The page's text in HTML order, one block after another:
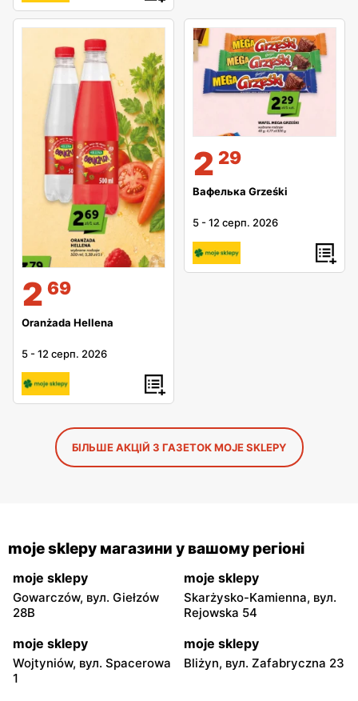
2 69
Oranżada Hellena
5 -12 серп. 2026
2 29
Вафелька Grześki
5 -12 серп. 2026
БІЛЬШЕ АКЦІЙ З ГАЗЕТОК MOJE SKLEPY
moje sklepy магазини у вашому регіоні
moje sklepy
Gowarczów, вул. Giełzów
28B
moje sklepy
Skarżysko-Kamienna, вул.
Rejowska 54
moje sklepy
Wojtyniów, вул. Spacerowa
1
moje sklepy
Bliżyn, вул. Zafabryczna 23